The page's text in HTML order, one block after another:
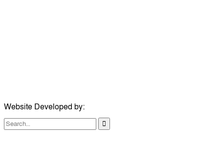
Website Developed by: